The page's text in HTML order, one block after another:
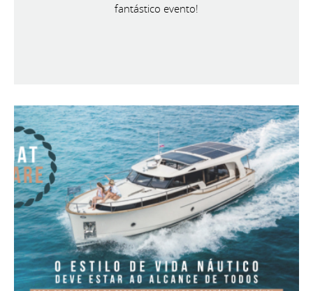
fantástico evento!